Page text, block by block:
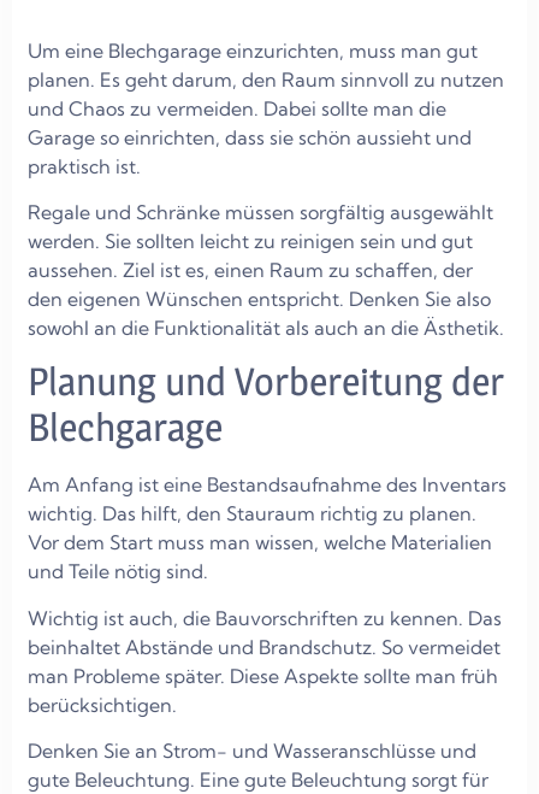
Um eine Blechgarage einzurichten, muss man gut
planen. Es geht darum, den Raum sinnvoll zu nutzen
und Chaos zu vermeiden. Dabei sollte man die
Garage so einrichten, dass sie schön aussieht und
praktisch ist.
Regale und Schränke müssen sorgfältig ausgewählt
werden. Sie sollten leicht zu reinigen sein und gut
aussehen. Ziel ist es, einen Raum zu schaffen, der
den eigenen Wünschen entspricht. Denken Sie also
sowohl an die Funktionalität als auch an die Ästhetik.
Planung und Vorbereitung der
Blechgarage
Am Anfang ist eine Bestandsaufnahme des Inventars
wichtig. Das hilft, den Stauraum richtig zu planen.
Vor dem Start muss man wissen, welche Materialien
und Teile nötig sind.
Wichtig ist auch, die Bauvorschriften zu kennen. Das
beinhaltet Abstände und Brandschutz. So vermeidet
man Probleme später. Diese Aspekte sollte man früh
berücksichtigen.
Denken Sie an Strom- und Wasseranschlüsse und
gute Beleuchtung. Eine gute Beleuchtung sorgt für